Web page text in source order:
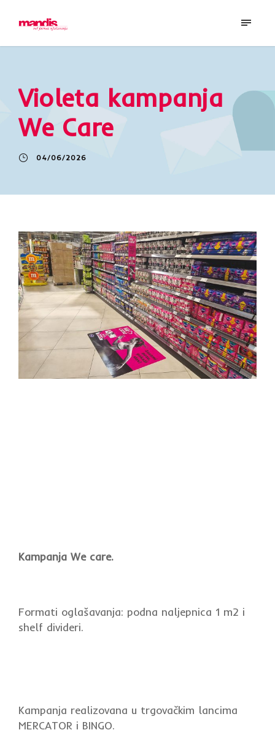
Violeta kampanja
We Care
04/06/2026
Kampanja We care.
Formati oglašavanja: podna naljepnica 1 m2 i
shelf divideri.
Kampanja realizovana u trgovačkim lancima
MERCATOR i BINGO.